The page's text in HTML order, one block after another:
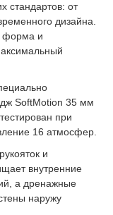
стандартов: от
дизайна.
форма и
SoftMotion 35 мм
при
16 атмосфер.
и
внутренние
а дренажные
наружу